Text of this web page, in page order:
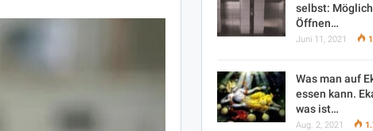
selbst:
Öffnen…
Juni 11, 2021
Was man auf
essen kann.
was ist…
Aug. 2, 2021